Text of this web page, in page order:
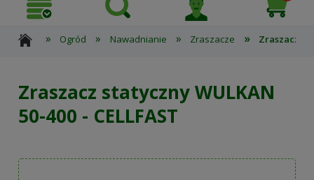
» Ogród » Nawadnianie » Zraszacze » Zraszacz
Zraszacz statyczny WULKAN
50-400 - CELLFAST